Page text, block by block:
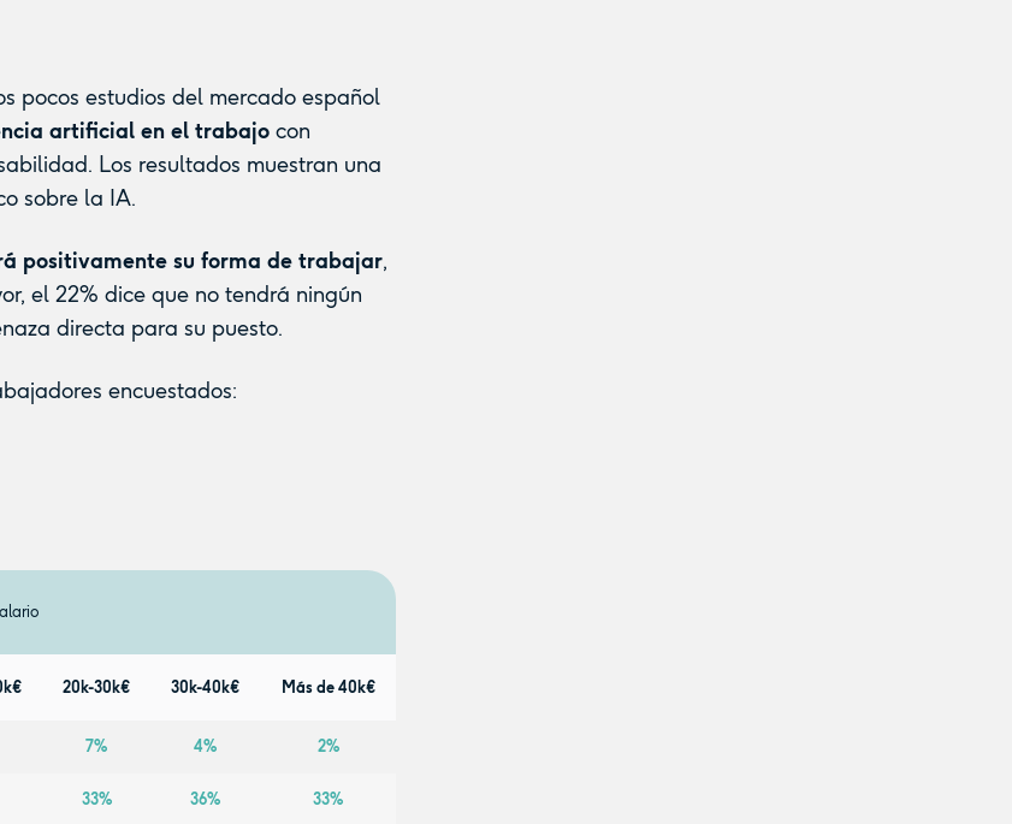
pocos estudios del mercado español
artificial en el trabajo con
Los resultados muestran una
sobre la IA.
positivamente su forma de trabajar,
el 22% dice que no tendrá ningún
directa para su puesto.
encuestados:
20k-30k€ 30k-40k€ Más de 40k€
7% 4% 2%
33% 36% 33%